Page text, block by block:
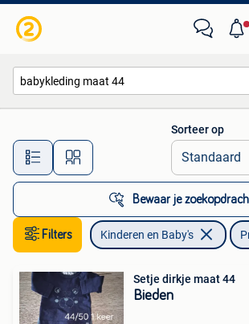
Alle afstanden…
Sorteer op
Bewaar je
Filters Kinderen en Baby's
Setje dirkje maat 44
Bieden